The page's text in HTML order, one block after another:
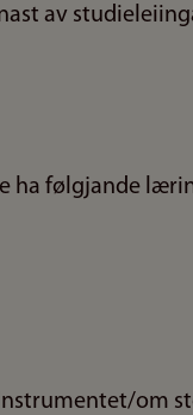
av
ha følgjande
om